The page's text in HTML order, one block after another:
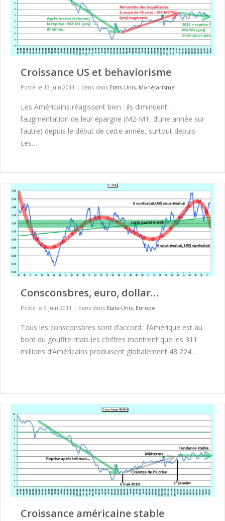
Croissance US et behaviorisme
Posté le 13 juin 2011 | dans dans Etats-Unis, Monétarisme
Les Américains réagissent bien : ils diminuent…
l’augmentation de leur épargne (M2-M1, d’une année sur
l’autre) depuis le début de cette année, surtout depuis
ces…
Consconsbres, euro, dollar…
Posté le 9 juin 2011 | dans dans Etats-Unis, Europe
Tous les consconsbres sont d’accord : l’Amérique est au
bord du gouffre mais les chiffres montrent que les 311
millions d’Américains produisent globalement 48 224…
Croissance américaine stable